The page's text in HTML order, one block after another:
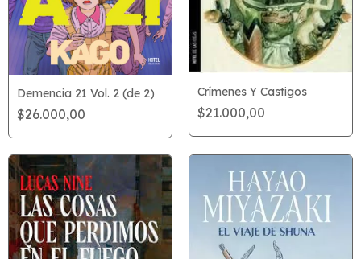
Demencia 21 Vol. 2 (de 2)
$26.000,00
Crímenes Y Castigos
$21.000,00